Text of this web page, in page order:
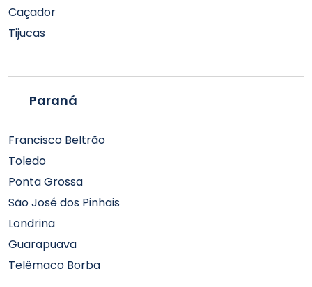
Caçador
Tijucas
Paraná
Francisco Beltrão
Toledo
Ponta Grossa
São José dos Pinhais
Londrina
Guarapuava
Telêmaco Borba